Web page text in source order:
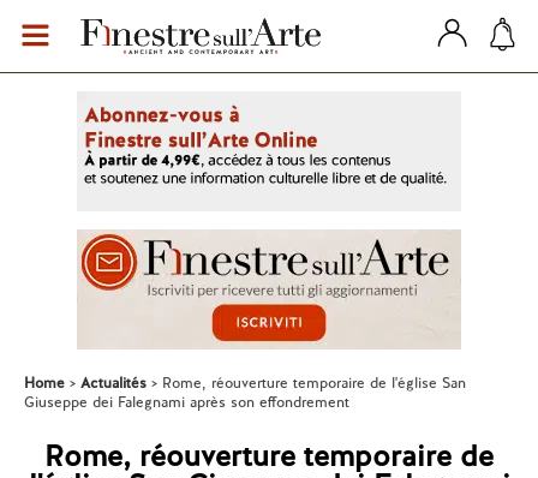
Home Actualités
Rome, réouverture temporaire de l'église San
Giuseppe dei Falegnami après son effondrement
Rome, réouverture temporaire de